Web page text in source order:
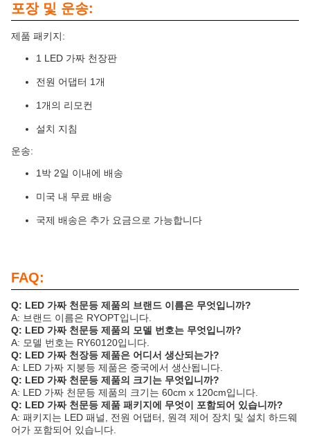
포장 및 운송:
제품 패키지:
1 LED 가짜 천장판
전원 어댑터 1개
1개의 리모컨
설치 지침
운송:
1박 2일 이내에 배송
미국 내 무료 배송
국제 배송은 추가 요금으로 가능합니다
FAQ:
Q: LED 가짜 천문등 제품의 브랜드 이름은 무엇입니까?
A: 브랜드 이름은 RYOPT입니다.
Q: LED 가짜 천문등 제품의 모델 번호는 무엇입니까?
A: 모델 번호는 RY60120입니다.
Q: LED 가짜 천장등 제품은 어디서 생산되는가?
A: LED 가짜 지붕등 제품은 중국에서 생산됩니다.
Q: LED 가짜 천문등 제품의 크기는 무엇입니까?
A: LED 가짜 천문등 제품의 크기는 60cm x 120cm입니다.
Q: LED 가짜 천문등 제품 패키지에 무엇이 포함되어 있습니까?
A: 패키지는 LED 패널, 전원 어댑터, 원격 제어 장치 및 설치 하드웨
어가 포함되어 있습니다.